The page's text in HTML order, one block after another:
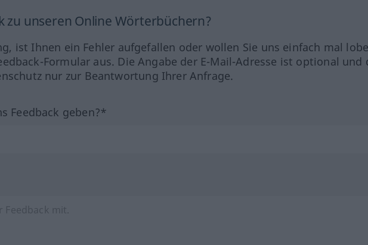
zu unseren Online Wörterbüchern?
ist Ihnen ein Fehler aufgefallen oder wollen Sie uns einfach mal
Formular aus. Die Angabe der E-Mail-Adresse ist optional und
nur zur Beantwortung Ihrer Anfrage.
Feedback geben?*